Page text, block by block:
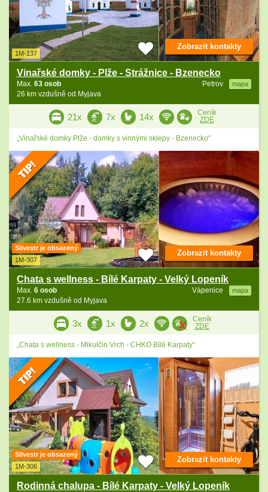
1M-137
Vinařské domky - Plže - Strážnice - Bzenecko
Petrov mapa
Max. 63 osob
26 km vzdušně od Myjava
Zobrazit kontakty
21x 7x 14x
Ceník
ZDE
„Vinařské domky Plže - domky s vinnými sklepy - Bzenecko“
Silvestr je obsazený
1M-307
Chata s wellness - Bílé Karpaty - Velký Lopeník
Vápenice mapa
Max. 6 osob
27.6 km vzdušně od Myjava
Zobrazit kontakty
3x 1x 2x
Ceník
ZDE
„Chata s wellness - Mikulčin Vrch - CHKO Bílé Karpaty“
Silvestr je obsazený
1M-306
Rodinná chalupa - Bílé Karpaty - Velký Lopeník
Zobrazit kontakty